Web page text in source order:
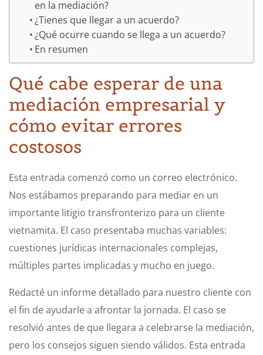
en la mediación?
¿Tienes que llegar a un acuerdo?
¿Qué ocurre cuando se llega a un acuerdo?
En resumen
Qué cabe esperar de una
mediación empresarial y
cómo evitar errores
costosos
Esta entrada comenzó como un correo electrónico.
Nos estábamos preparando para mediar en un
importante litigio transfronterizo para un cliente
vietnamita. El caso presentaba muchas variables:
cuestiones jurídicas internacionales complejas,
múltiples partes implicadas y mucho en juego.
Redacté un informe detallado para nuestro cliente con
el fin de ayudarle a afrontar la jornada. El caso se
resolvió antes de que llegara a celebrarse la mediación,
pero los consejos siguen siendo válidos. Esta entrada